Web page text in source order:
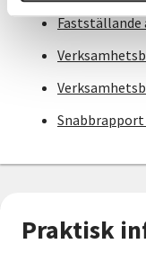
Fastställande
Snabbrapport
Praktisk